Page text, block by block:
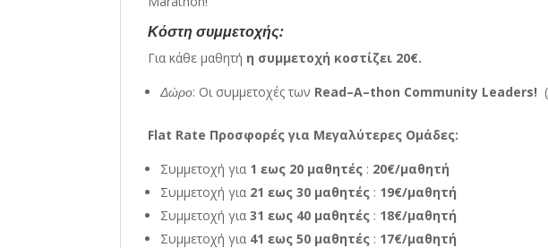
Κόστη συμμετοχής:
Για κάθε μαθητή η συμμετοχή κοστίζει 20€.
Δώρο: Οι συμμετοχές των Read–A–thon Community Leaders!
Flat Rate Προσφορές για Μεγαλύτερες Ομάδες:
Συμμετοχή για 1 εως 20 μαθητές : 20€/μαθητή
Συμμετοχή για 21 εως 30 μαθητές : 19€/μαθητή
Συμμετοχή για 31 εως 40 μαθητές : 18€/μαθητή
Συμμετοχή για 41 εως 50 μαθητές : 17€/μαθητή